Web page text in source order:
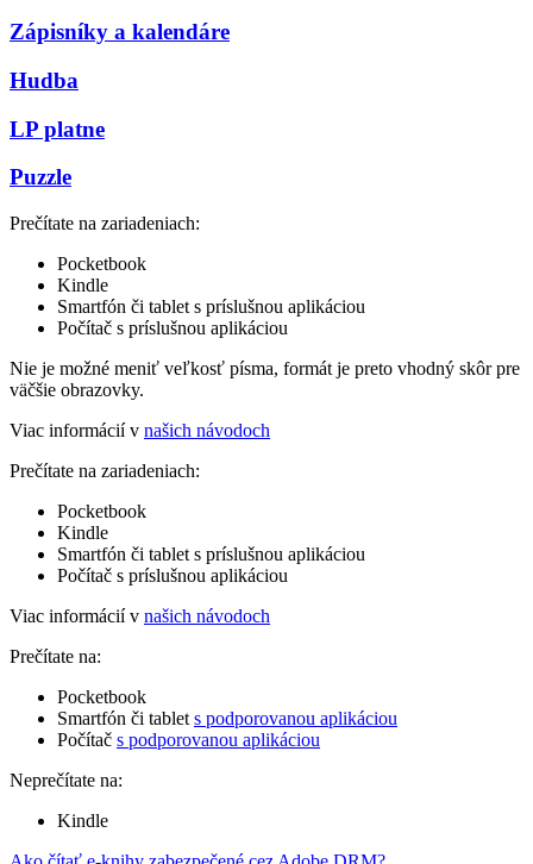
Zápisníky a kalendáre
Hudba
LP platne
Puzzle
Prečítate na zariadeniach:
Pocketbook
Kindle
Smartfón či tablet s príslušnou aplikáciou
Počítač s príslušnou aplikáciou
Nie je možné meniť veľkosť písma, formát je preto vhodný skôr pre
väčšie obrazovky.
Viac informácií v našich návodoch
Prečítate na zariadeniach:
Pocketbook
Kindle
Smartfón či tablet s príslušnou aplikáciou
Počítač s príslušnou aplikáciou
Viac informácií v našich návodoch
Prečítate na:
Pocketbook
Smartfón či tablet s podporovanou aplikáciou
Počítač s podporovanou aplikáciou
Neprečítate na:
Kindle